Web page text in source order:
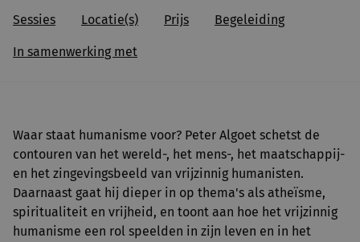
Sessies Locatie(s) Prijs Begeleiding
In samenwerking met
Waar staat humanisme voor? Peter Algoet schetst de
contouren van het wereld-, het mens-, het maatschappij-
en het zingevingsbeeld van vrijzinnig humanisten.
Daarnaast gaat hij dieper in op thema's als atheïsme,
spiritualiteit en vrijheid, en toont aan hoe het vrijzinnig
humanisme een rol speelden in zijn leven en in het